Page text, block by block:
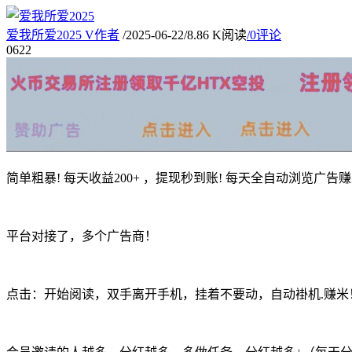
爱我所爱2025 V作者 /2025-06-22/8.86 K阅读/0评论
0622
简单粗暴! 每天收益200+ ，提现秒到账! 每天全自动浏览广告
平台对接了，多个广告商！
点击：开始阅读，双手离开手机，挂着不要动，自动褂机.赚米